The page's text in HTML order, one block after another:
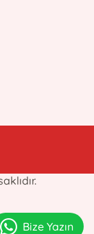
Bize Yazın